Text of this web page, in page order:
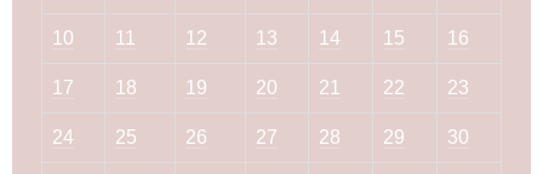
10 11 12 13 14 15 16
17 18 19 20 21 22 23
24 25 26 27 28 29 30